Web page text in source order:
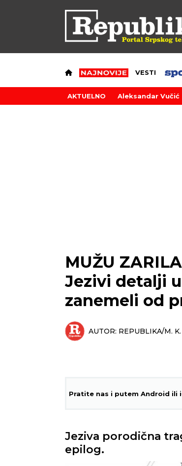
VESTI
AKTUELNO Aleksandar Vučić
MUŽU
Jezivi detalji
zanemeli od
AUTOR: REPUBLIKA/M. K.
Pratite nas i putem Android ili
Jeziva porodična
epilog.